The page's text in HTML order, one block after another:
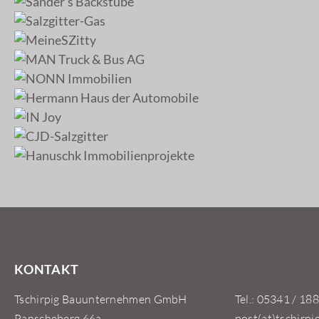
KONTAKT
Tschirpig Bauunternehmen GmbH
Tel.: 05341 /